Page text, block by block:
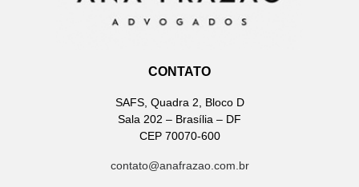
CONTATO
SAFS, Quadra 2, Bloco D
Sala 202 – Brasília – DF
CEP 70070-600
contato@anafrazao.com.br